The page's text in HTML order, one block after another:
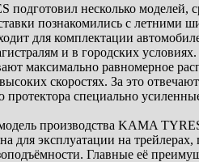
несколько моделей,
познакомились с летними
для комплектации
и в городских условиях.
максимально равномерное
скоростях. За это отвечают
специально
модель производства KAMA
эксплуатации на трейлерах,
Главные её